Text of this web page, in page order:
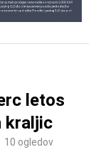
letos
kraljic
10 ogledov